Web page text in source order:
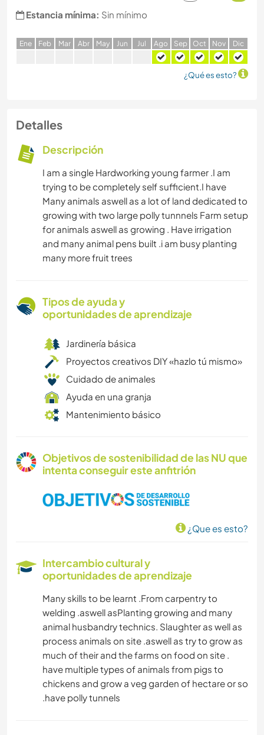
Estancia mínima: Sin mínimo
Ene Feb Mar Abr May Jun Jul Ago Sep Oct Nov Dic
¿Qué es esto?
Detalles
Descripción
I am a single Hardworking young farmer .I am
trying to be completely self sufficient.I have
Many animals aswell as a lot of land dedicated to
growing with two large polly tunnnels Farm setup
for animals aswell as growing . Have irrigation
and many animal pens built .i am busy planting
many more fruit trees
Tipos de ayuda y
oportunidades de aprendizaje
Jardinería básica
Proyectos creativos DIY «hazlo tú mismo»
Cuidado de animales
Ayuda en una granja
Mantenimiento básico
Objetivos de sostenibilidad de las NU que
intenta conseguir este anfitrión
¿Que es esto?
Intercambio cultural y
oportunidades de aprendizaje
Many skills to be learnt .From carpentry to
welding .aswell asPlanting growing and many
animal husbandry technics. Slaughter as well as
process animals on site .aswell as try to grow as
much of their and the farms on food on site .
have multiple types of animals from pigs to
chickens and grow a veg garden of hectare or so
.have polly tunnels